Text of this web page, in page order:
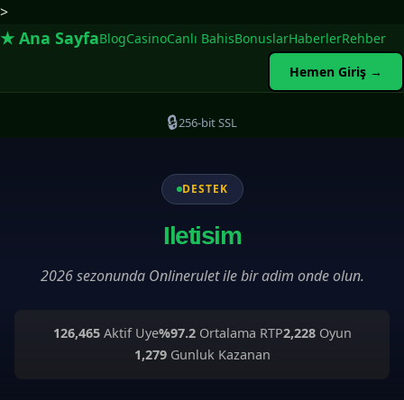
>
★ Ana SayfaBlogCasinoCanlı BahisBonuslarHaberlerRehber
Hemen Giriş →
🔒256-bit SSL
DESTEK
Iletisim
2026 sezonunda Onlinerulet ile bir adim onde olun.
126,465Aktif Uye%97.2Ortalama RTP2,228Oyun
1,279Gunluk Kazanan